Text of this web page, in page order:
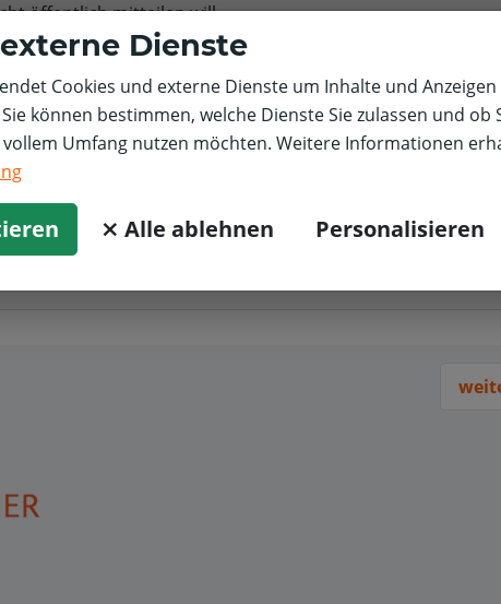
öffentlich mitteilen will
Dienste
Cookies und externe Dienste um Inhalte und
können bestimmen, welche Dienste Sie zulassen und ob
Umfang nutzen möchten. Weitere Informationen
⨯ Alle ablehnen Personalisieren